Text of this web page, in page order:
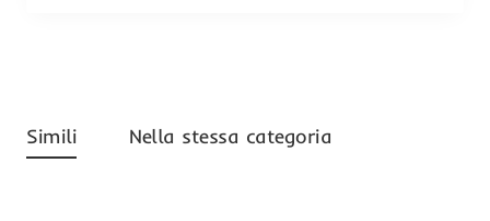
Simili Nella stessa categoria